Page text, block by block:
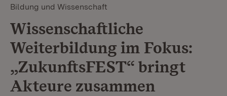
Bildung und Wissenschaft
Wissenschaftliche
Weiterbildung im Fokus:
„ZukunftsFEST“ bringt
Akteure zusammen